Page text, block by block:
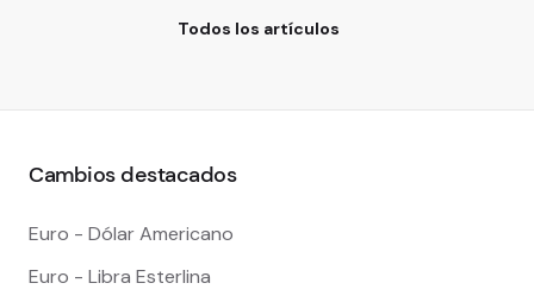
Todos los artículos
Cambios destacados
Euro - Dólar Americano
Euro - Libra Esterlina